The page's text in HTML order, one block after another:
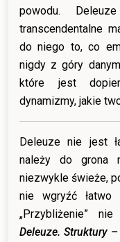
powodu.
transcendentalne
do niego to, co
nigdy z góry
które jest
dynamizmy, jakie
Deleuze nie jest
należy do grona
niezwykle świeże,
nie wgryźć łatwo
„Przybliżenie”
Deleuze. Struktury